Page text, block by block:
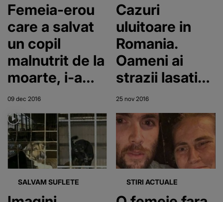
Femeia-erou
care a salvat
un copil
malnutrit de la
moarte, i-a
detronat pe
Obama si
Papa Francisc
in topul
persoanelor
cu cea mai
mare putere
09 dec 2016
Cazuri
uluitoare in
Romania.
Oameni ai
strazii lasati
sa sufere in
fata spitalelor.
Sunt ignorati,
desi au nevoie
de ingrijiri
25 nov 2016
SALVAM SUFLETE STIRI ACTUALE